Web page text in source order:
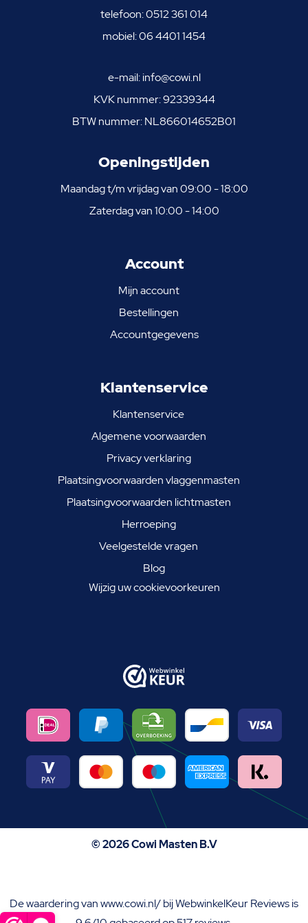
telefoon:0512 361 014
mobiel:06 4401 1454
e-mail:info@cowi.nl
KVK nummer: 92339344
BTW nummer: NL866014652B01
Openingstijden
Maandag t/m vrijdag van 09:00 - 18:00
Zaterdag van 10:00 - 14:00
Account
Mijn account
Bestellingen
Accountgegevens
Klantenservice
Klantenservice
Algemene voorwaarden
Privacy verklaring
Plaatsingvoorwaarden vlaggenmasten
Plaatsingvoorwaarden lichtmasten
Herroeping
Veelgestelde vragen
Blog
Wijzig uw cookievoorkeuren
© 2026 Cowi Masten B.V
De waardering van www.cowi.nl/ bijWebwinkelKeur Reviewsis